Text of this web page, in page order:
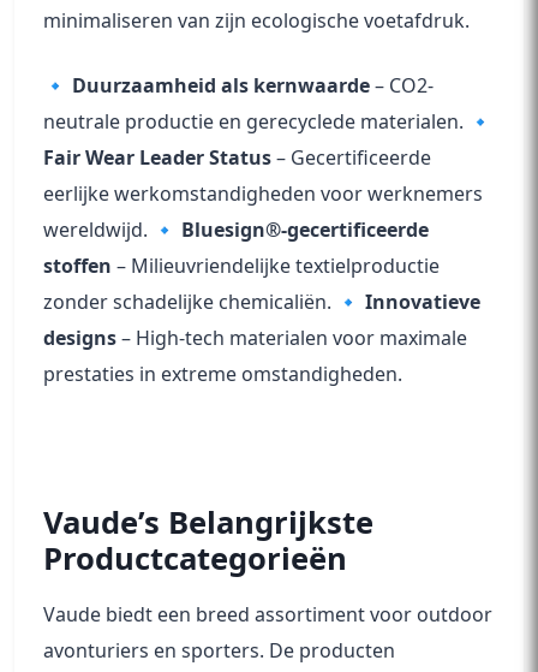
minimaliseren van zijn ecologische voetafdruk.
🔹 Duurzaamheid als kernwaarde– CO2-
neutrale productie en gerecyclede materialen. 🔹
Fair Wear Leader Status– Gecertificeerde
eerlijke werkomstandigheden voor werknemers
wereldwijd. 🔹 Bluesign®-gecertificeerde
stoffen – Milieuvriendelijke textielproductie
zonder schadelijke chemicaliën. 🔹 Innovatieve
designs– High-tech materialen voor maximale
prestaties in extreme omstandigheden.
Vaude’s Belangrijkste
Productcategorieën
Vaude biedt een breed assortiment voor outdoor
avonturiers en sporters. De producten